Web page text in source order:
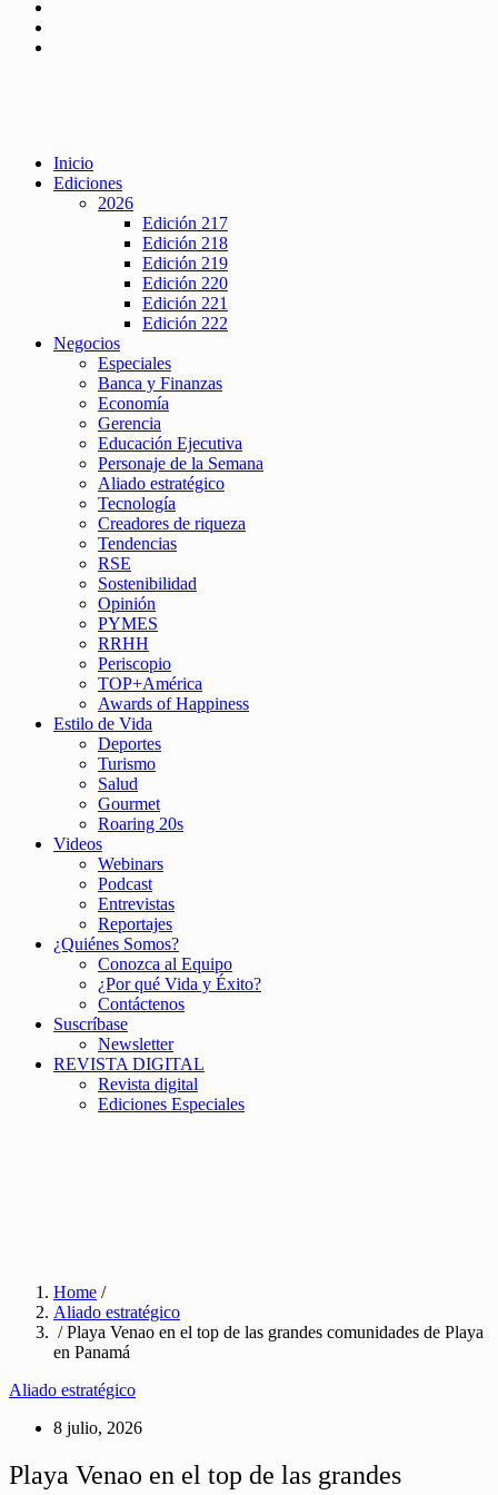
Inicio
Ediciones
2026
Edición 217
Edición 218
Edición 219
Edición 220
Edición 221
Edición 222
Negocios
Especiales
Banca y Finanzas
Economía
Gerencia
Educación Ejecutiva
Personaje de la Semana
Aliado estratégico
Tecnología
Creadores de riqueza
Tendencias
RSE
Sostenibilidad
Opinión
PYMES
RRHH
Periscopio
TOP+América
Awards of Happiness
Estilo de Vida
Deportes
Turismo
Salud
Gourmet
Roaring 20s
Videos
Webinars
Podcast
Entrevistas
Reportajes
¿Quiénes Somos?
Conozca al Equipo
¿Por qué Vida y Éxito?
Contáctenos
Suscríbase
Newsletter
REVISTA DIGITAL
Revista digital
Ediciones Especiales
Home /
Aliado estratégico
/ Playa Venao en el top de las grandes comunidades de Playa
en Panamá
Aliado estratégico
8 julio, 2026
Playa Venao en el top de las grandes